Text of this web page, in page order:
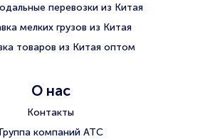
перевозки из Китая
мелких грузов из Китая
товаров из Китая оптом
О нас
Контакты
Группа компаний АТС